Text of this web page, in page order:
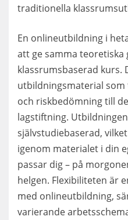
traditionella
En onlineutbildning i
att ge samma teoretiska
klassrumsbaserad
utbildningsmaterial
och riskbedömning till
lagstiftning.
självstudiebaserad,
igenom materialet i din
passar dig – på
helgen. Flexibiliteten är
med onlineutbildning,
varierande